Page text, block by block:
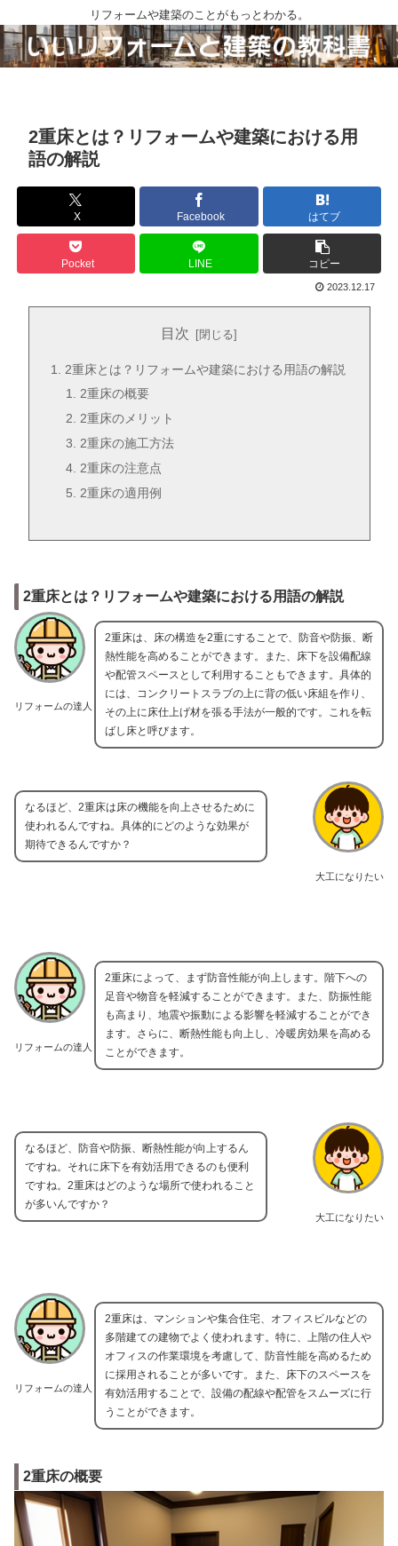
リフォームや建築のことがもっとわかる。
2重床とは？リフォームや建築における用
語の解説
X Facebook はてブ
Pocket LINE コピー
2023.12.17
目次
2重床とは？リフォームや建築における用語の解説
2重床の概要
2重床のメリット
2重床の施工方法
2重床の注意点
2重床の適用例
2重床とは？リフォームや建築における用語の解説
リフォームの達人
2重床は、床の構造を2重にすることで、防音や防振、断
熱性能を高めることができます。また、床下を設備配線
や配管スペースとして利用することもできます。具体的
には、コンクリートスラブの上に背の低い床組を作り、
その上に床仕上げ材を張る手法が一般的です。これを転
ばし床と呼びます。
大工になりたい
なるほど、2重床は床の機能を向上させるために
使われるんですね。具体的にどのような効果が
期待できるんですか？
リフォームの達人
2重床によって、まず防音性能が向上します。階下への
足音や物音を軽減することができます。また、防振性能
も高まり、地震や振動による影響を軽減することができ
ます。さらに、断熱性能も向上し、冷暖房効果を高める
ことができます。
大工になりたい
なるほど、防音や防振、断熱性能が向上するん
ですね。それに床下を有効活用できるのも便利
ですね。2重床はどのような場所で使われること
が多いんですか？
リフォームの達人
2重床は、マンションや集合住宅、オフィスビルなどの
多階建ての建物でよく使われます。特に、上階の住人や
オフィスの作業環境を考慮して、防音性能を高めるため
に採用されることが多いです。また、床下のスペースを
有効活用することで、設備の配線や配管をスムーズに行
うことができます。
2重床の概要